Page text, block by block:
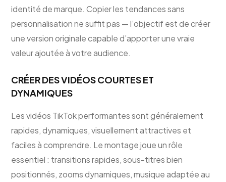
identité de marque. Copier les tendances sans
personnalisation ne suffit pas — l’objectif est de créer
une version originale capable d’apporter une vraie
valeur ajoutée à votre audience.
CRÉER DES VIDÉOS COURTES ET
DYNAMIQUES
Les vidéos TikTok performantes sont généralement
rapides, dynamiques, visuellement attractives et
faciles à comprendre. Le montage joue un rôle
essentiel : transitions rapides, sous-titres bien
positionnés, zooms dynamiques, musique adaptée au